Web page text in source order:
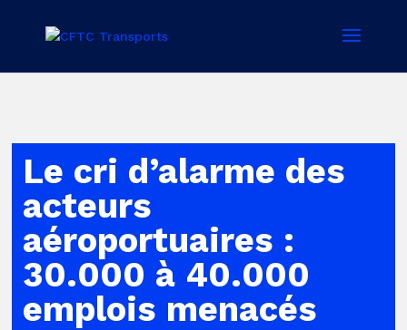
Le cri d’alarme des
acteurs
aéroportuaires :
30.000 à 40.000
emplois menacés